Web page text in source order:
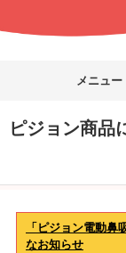
メニュー
ピジョン商品
「ピジョン電動
なお知らせ